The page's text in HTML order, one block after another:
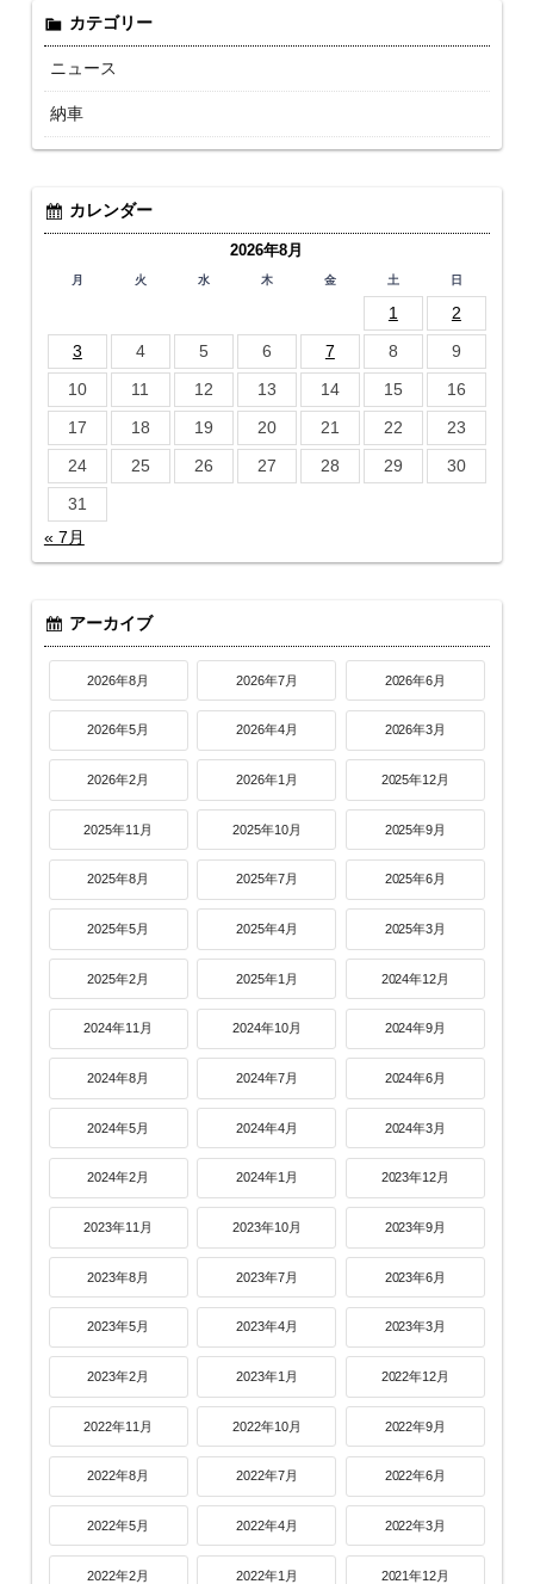
カテゴリー
ニュース
納車
カレンダー
2026年8月
月 火 水 木 金 土 日
1
2
3
4 5 6 7 8
9
10
11 12 13 14 15
16
17
18 19 20 21 22
23
24
25 26 27 28 29
30
31
« 7月
アーカイブ
2026年8月 2026年7月 2026年6月
2026年5月 2026年4月 2026年3月
2026年2月 2026年1月 2025年12月
2025年11月 2025年10月 2025年9月
2025年8月 2025年7月 2025年6月
2025年5月 2025年4月 2025年3月
2025年2月 2025年1月 2024年12月
2024年11月 2024年10月 2024年9月
2024年8月 2024年7月 2024年6月
2024年5月 2024年4月 2024年3月
2024年2月 2024年1月 2023年12月
2023年11月 2023年10月 2023年9月
2023年8月 2023年7月 2023年6月
2023年5月 2023年4月 2023年3月
2023年2月 2023年1月 2022年12月
2022年11月 2022年10月 2022年9月
2022年8月 2022年7月 2022年6月
2022年5月 2022年4月 2022年3月
2022年2月 2022年1月 2021年12月